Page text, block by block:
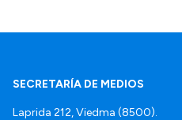
SECRETARÍA DE MEDIOS
Laprida 212, Viedma (8500).